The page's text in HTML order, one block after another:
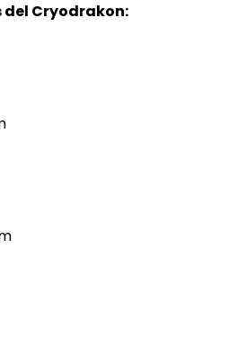
Cryodrakon: